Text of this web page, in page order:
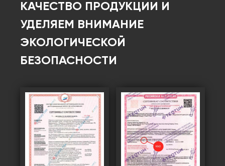
КАЧЕСТВО ПРОДУКЦИИ И
УДЕЛЯЕМ ВНИМАНИЕ
ЭКОЛОГИЧЕСКОЙ
БЕЗОПАСНОСТИ